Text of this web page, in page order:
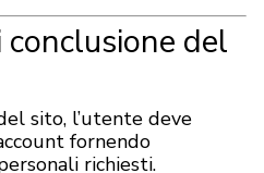
conclusione del
sito, l’utente deve
fornendo
richiesti.